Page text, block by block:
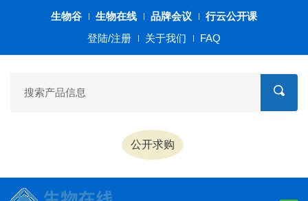
生物谷 生物在线 品牌会议
行云公开课
登陆/注册
关于我们 FAQ
公开求购